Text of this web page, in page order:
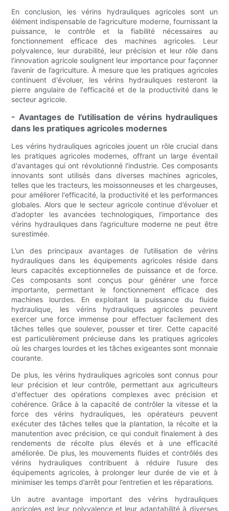
En conclusion, les vérins hydrauliques agricoles sont un
élément indispensable de l’agriculture moderne, fournissant la
puissance, le contrôle et la fiabilité nécessaires au
fonctionnement efficace des machines agricoles. Leur
polyvalence, leur durabilité, leur précision et leur rôle dans
l’innovation agricole soulignent leur importance pour façonner
l’avenir de l’agriculture. À mesure que les pratiques agricoles
continuent d'évoluer, les vérins hydrauliques resteront la
pierre angulaire de l'efficacité et de la productivité dans le
secteur agricole.
- Avantages de l'utilisation de vérins hydrauliques
dans les pratiques agricoles modernes
Les vérins hydrauliques agricoles jouent un rôle crucial dans
les pratiques agricoles modernes, offrant un large éventail
d'avantages qui ont révolutionné l'industrie. Ces composants
innovants sont utilisés dans diverses machines agricoles,
telles que les tracteurs, les moissonneuses et les chargeuses,
pour améliorer l'efficacité, la productivité et les performances
globales. Alors que le secteur agricole continue d’évoluer et
d’adopter les avancées technologiques, l’importance des
vérins hydrauliques dans l’agriculture moderne ne peut être
surestimée.
L’un des principaux avantages de l’utilisation de vérins
hydrauliques dans les équipements agricoles réside dans
leurs capacités exceptionnelles de puissance et de force.
Ces composants sont conçus pour générer une force
importante, permettant le fonctionnement efficace des
machines lourdes. En exploitant la puissance du fluide
hydraulique, les vérins hydrauliques agricoles peuvent
exercer une force immense pour effectuer facilement des
tâches telles que soulever, pousser et tirer. Cette capacité
est particulièrement précieuse dans les pratiques agricoles
où les charges lourdes et les tâches exigeantes sont monnaie
courante.
De plus, les vérins hydrauliques agricoles sont connus pour
leur précision et leur contrôle, permettant aux agriculteurs
d'effectuer des opérations complexes avec précision et
cohérence. Grâce à la capacité de contrôler la vitesse et la
force des vérins hydrauliques, les opérateurs peuvent
exécuter des tâches telles que la plantation, la récolte et la
manutention avec précision, ce qui conduit finalement à des
rendements de récolte plus élevés et à une efficacité
améliorée. De plus, les mouvements fluides et contrôlés des
vérins hydrauliques contribuent à réduire l’usure des
équipements agricoles, à prolonger leur durée de vie et à
minimiser les temps d’arrêt pour l’entretien et les réparations.
Un autre avantage important des vérins hydrauliques
agricoles est leur polyvalence et leur adaptabilité à diverses